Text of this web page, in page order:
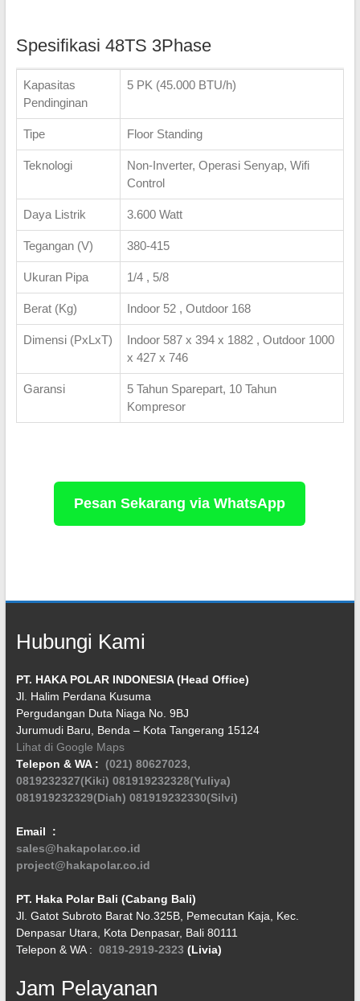
Spesifikasi 48TS 3Phase
Kapasitas
Pendinginan
5 PK (45.000 BTU/h)
Tipe Floor Standing
Teknologi
Non-Inverter, Operasi Senyap, Wifi
Control
Daya Listrik 3.600 Watt
Tegangan (V) 380-415
Ukuran Pipa 1/4 , 5/8
Berat (Kg) Indoor 52 , Outdoor 168
Dimensi (PxLxT)
Indoor 587 x 394 x 1882 , Outdoor 1000
x 427 x 746
Garansi
5 Tahun Sparepart, 10 Tahun
Kompresor
Pesan Sekarang via WhatsApp
Hubungi Kami
PT. HAKA POLAR INDONESIA (Head Office)
Jl. Halim Perdana Kusuma
Pergudangan Duta Niaga No. 9BJ
Jurumudi Baru, Benda – Kota Tangerang 15124
Lihat di Google Maps
Telepon & WA : (021) 80627023,
0819232327(Kiki) 081919232328(Yuliya)
081919232329(Diah) 081919232330(Silvi)
Email :
sales@hakapolar.co.id
project@hakapolar.co.id
PT. Haka Polar Bali (Cabang Bali)
Jl. Gatot Subroto Barat No.325B, Pemecutan Kaja, Kec.
Denpasar Utara, Kota Denpasar, Bali 80111
Telepon & WA : 0819-2919-2323 (Livia)
Jam Pelayanan